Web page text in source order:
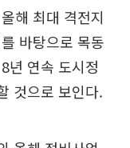
해 최대 격전지
바탕으로 목동
년 연속 도시정
것으로 보인다.